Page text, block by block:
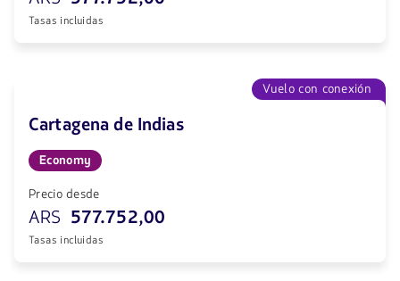
Tasas incluidas
Vuelo con conexión
Cartagena de Indias
Economy
Precio desde
ARS 577.752,00
Tasas incluidas